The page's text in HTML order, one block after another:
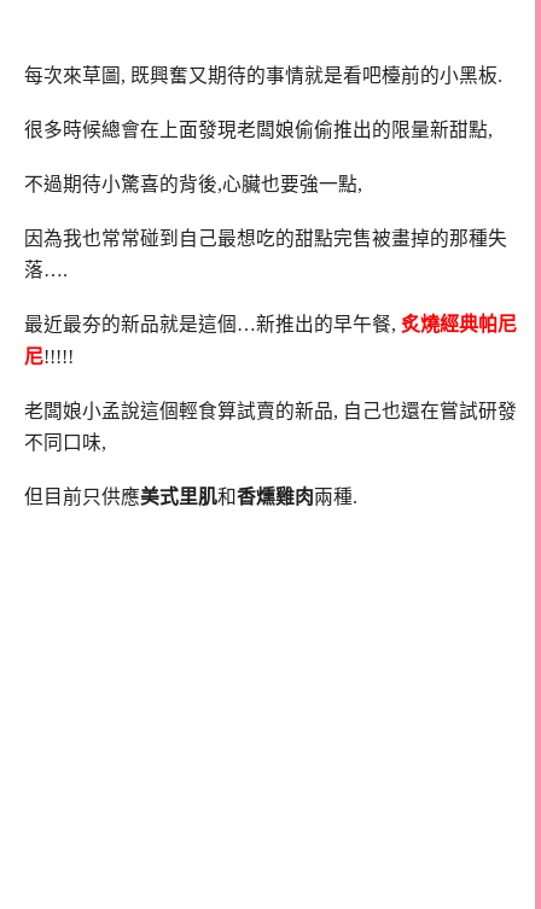
每次來草圖, 既興奮又期待的事情就是看吧檯前的小黑板.
很多時候總會在上面發現老闆娘偷偷推出的限量新甜點,
不過期待小驚喜的背後,心臟也要強一點,
因為我也常常碰到自己最想吃的甜點完售被畫掉的那種失
落….
最近最夯的新品就是這個…新推出的早午餐, 炙燒經典帕尼
尼!!!!!
老闆娘小孟說這個輕食算試賣的新品, 自己也還在嘗試研發
不同口味,
但目前只供應美式里肌和香燻雞肉兩種.